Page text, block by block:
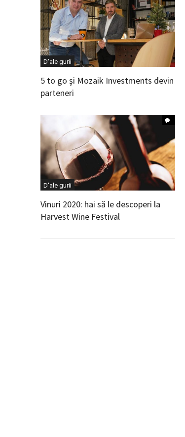
D'ale gurii
5 to go și Mozaik Investments devin
parteneri
D'ale gurii
Vinuri 2020: hai să le descoperi la
Harvest Wine Festival